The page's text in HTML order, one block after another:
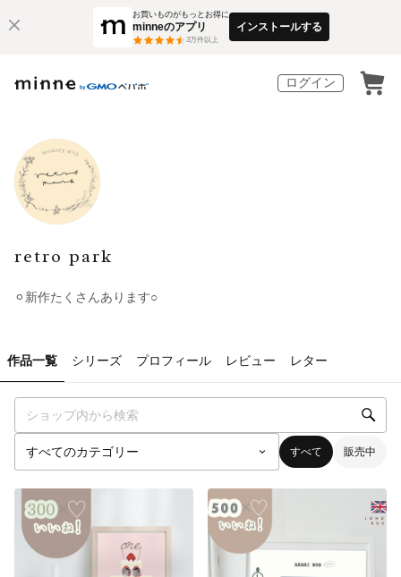
お買いものがもっとお得に
minneのアプリ
3万件以上
インストールする
ログイン
retro park
⚪︎新作たくさんあります○
作品一覧 シリーズ プロフィール レビュー レター
すべて 販売中